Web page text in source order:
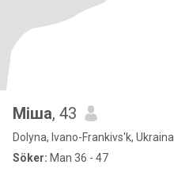
Міша, 43
Dolyna, Ivano-Frankivs'k, Ukraina
Söker: Man 36 - 47